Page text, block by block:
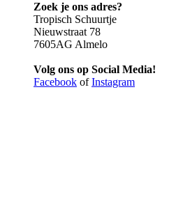
Zoek je ons adres?
Tropisch Schuurtje
Nieuwstraat 78
7605AG Almelo
Volg ons op Social Media!
Facebook ofInstagram